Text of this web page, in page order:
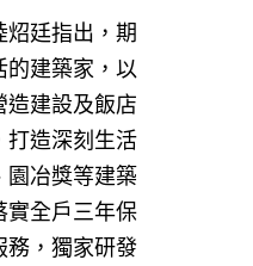
炤廷指出，期
建築家，以
建設及飯店
打造深刻生活
園冶獎等建築
實全戶三年保
務，獨家研發